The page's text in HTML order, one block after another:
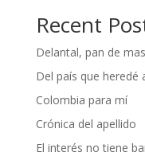
Recent
Delantal, pan de
Del país que heredé
Colombia para mí
Crónica del apellido
El interés no tiene